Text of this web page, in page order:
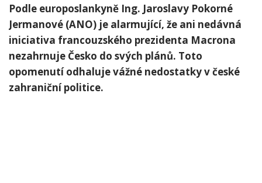
Podle europoslankyně Ing. Jaroslavy Pokorné
Jermanové (ANO) je alarmující, že ani nedávná
iniciativa francouzského prezidenta Macrona
nezahrnuje Česko do svých plánů. Toto
opomenutí odhaluje vážné nedostatky v české
zahraniční politice.